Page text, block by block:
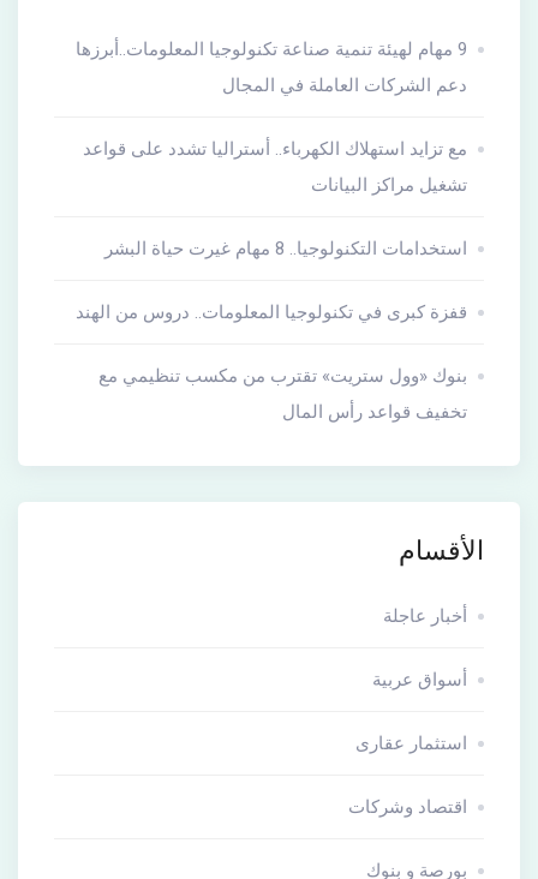
9 مهام لهيئة تنمية صناعة تكنولوجيا المعلومات..أبرزها
دعم الشركات العاملة في المجال
مع تزايد استهلاك الكهرباء.. أستراليا تشدد على قواعد
تشغيل مراكز البيانات
استخدامات التكنولوجيا.. 8 مهام غيرت حياة البشر
قفزة كبرى في تكنولوجيا المعلومات.. دروس من الهند
بنوك «وول ستريت» تقترب من مكسب تنظيمي مع
تخفيف قواعد رأس المال
الأقسام
أخبار عاجلة
أسواق عربية
استثمار عقارى
اقتصاد وشركات
بورصة و بنوك